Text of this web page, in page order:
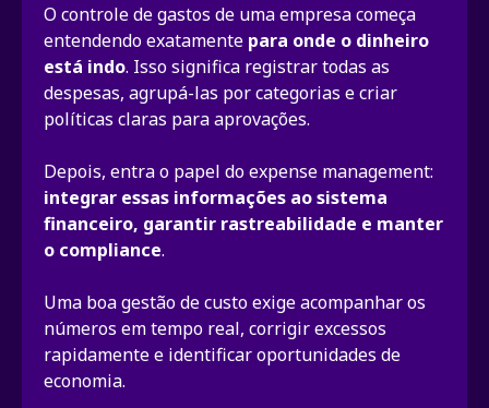
O controle de gastos de uma empresa começa
entendendo exatamente para onde o dinheiro
está indo. Isso significa registrar todas as
despesas, agrupá-las por categorias e criar
políticas claras para aprovações.
Depois, entra o papel do expense management:
integrar essas informações ao sistema
financeiro, garantir rastreabilidade e manter
o compliance.
Uma boa gestão de custo exige acompanhar os
números em tempo real, corrigir excessos
rapidamente e identificar oportunidades de
economia.